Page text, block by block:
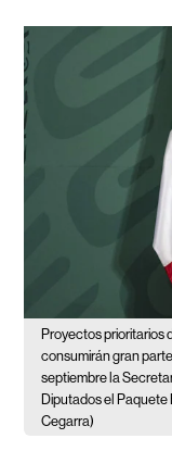
Proyectos prioritarios
consumirán gran
septiembre la
Diputados el
Cegarra)